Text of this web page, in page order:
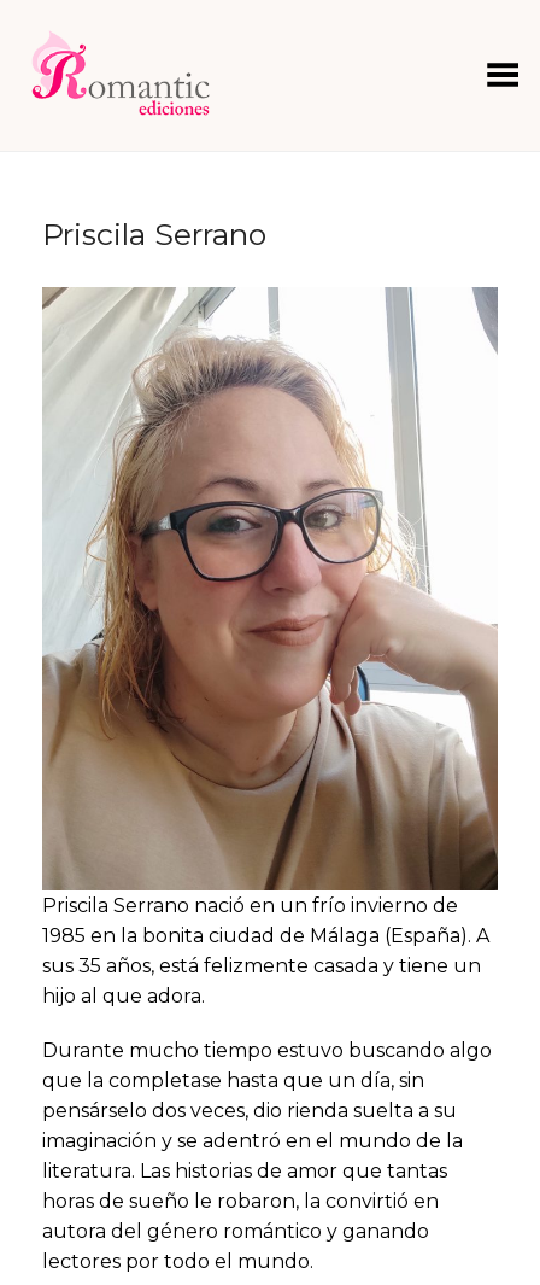
Menú
Priscila Serrano
Priscila Serrano nació en un frío invierno de
1985 en la bonita ciudad de Málaga (España). A
sus 35 años, está felizmente casada y tiene un
hijo al que adora.
Durante mucho tiempo estuvo buscando algo
que la completase hasta que un día, sin
pensárselo dos veces, dio rienda suelta a su
imaginación y se adentró en el mundo de la
literatura. Las historias de amor que tantas
horas de sueño le robaron, la convirtió en
autora del género romántico y ganando
lectores por todo el mundo.